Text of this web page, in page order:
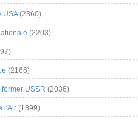
USA(2360)
(2203)
(2166)
USSR (2036)
l'Air (1899)